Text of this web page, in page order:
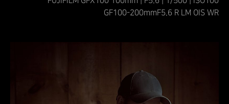
GF100-200mmF5.6 R LM OIS WR